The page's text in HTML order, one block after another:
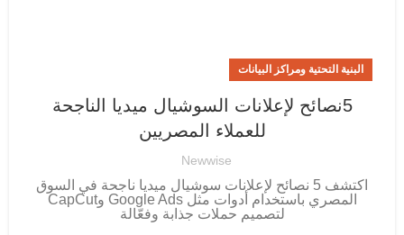
البنية التحتية ومراكز البيانات
5نصائح لإعلانات السوشيال ميديا الناجحة
للعملاء المصريين
Newwise
اكتشف 5 نصائح لإعلانات سوشيال ميديا ناجحة في السوق
المصري باستخدام أدوات مثل Google Ads وCapCut
لتصميم حملات جذابة وفعّالة